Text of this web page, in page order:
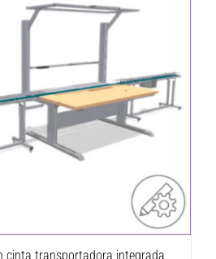
con cinta transportadora
cinta transportadora integrada